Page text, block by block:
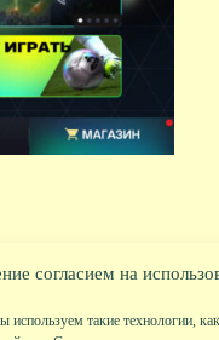
согласием на
используем такие технологии,